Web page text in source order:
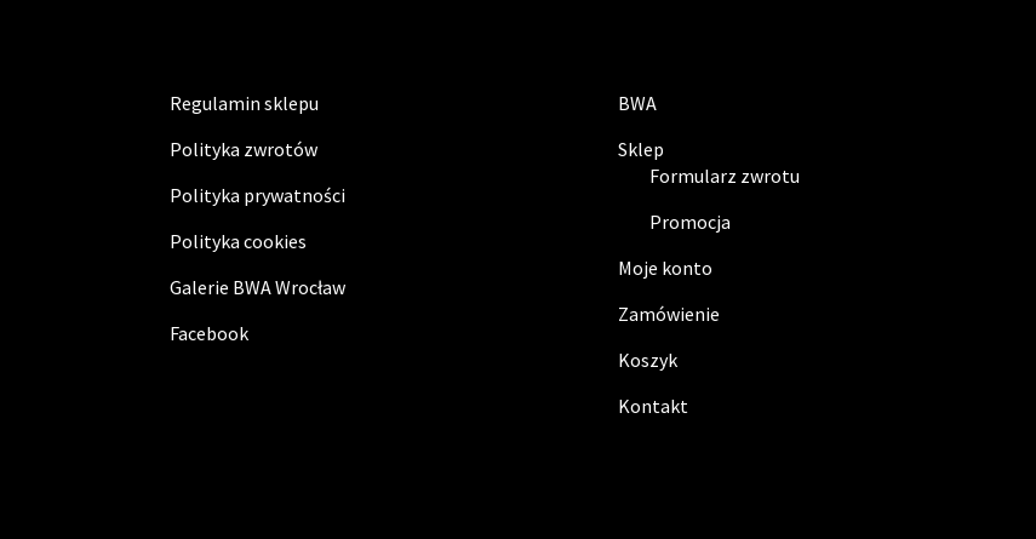
Regulamin sklepu
Polityka zwrotów
Polityka prywatności
Polityka cookies
Galerie BWA Wrocław
Facebook
BWA
Sklep
Formularz zwrotu
Promocja
Moje konto
Zamówienie
Koszyk
Kontakt